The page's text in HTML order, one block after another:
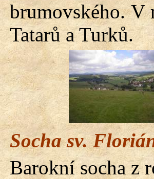
brumovského. V
Tatarů a Turků.
Socha sv.
Barokní socha z